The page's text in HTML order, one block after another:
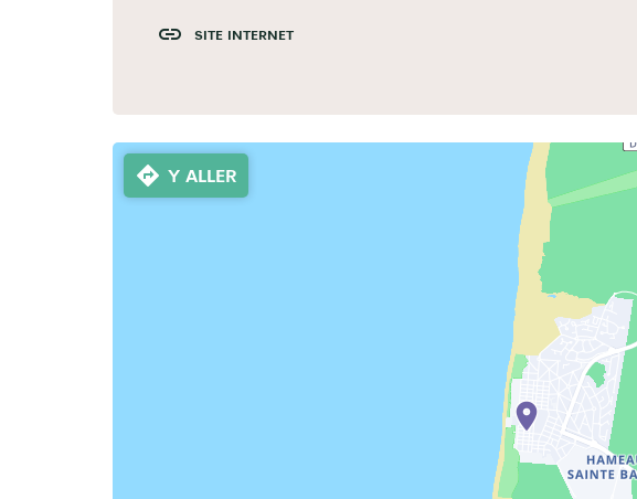
SITE INTERNET
Y ALLER